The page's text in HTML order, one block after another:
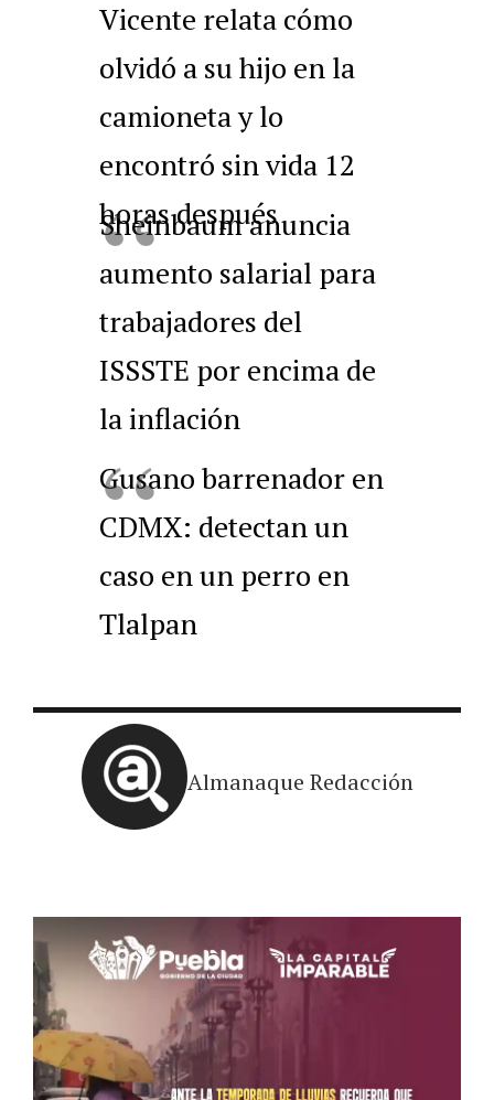
Vicente relata cómo
olvidó a su hijo en la
camioneta y lo
encontró sin vida 12
horas después
Sheinbaum anuncia
aumento salarial para
trabajadores del
ISSSTE por encima de
la inflación
Gusano barrenador en
CDMX: detectan un
caso en un perro en
Tlalpan
Almanaque Redacción